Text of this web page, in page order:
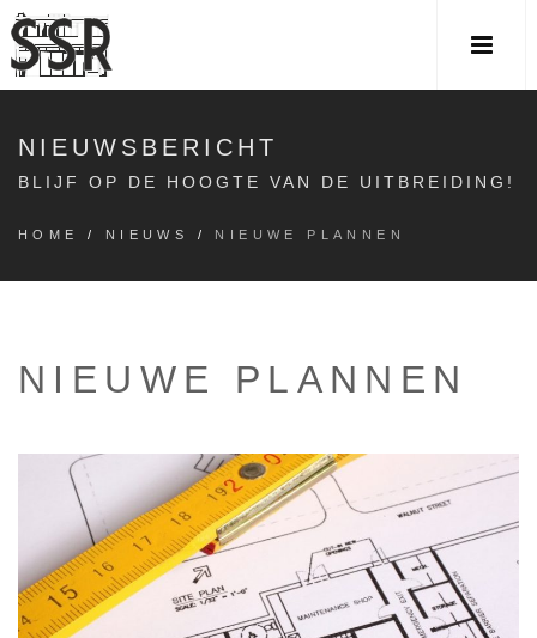
NIEUWSBERICHT
BLIJF OP DE HOOGTE VAN DE UITBREIDING!
HOME / NIEUWS / NIEUWE PLANNEN
NIEUWE PLANNEN